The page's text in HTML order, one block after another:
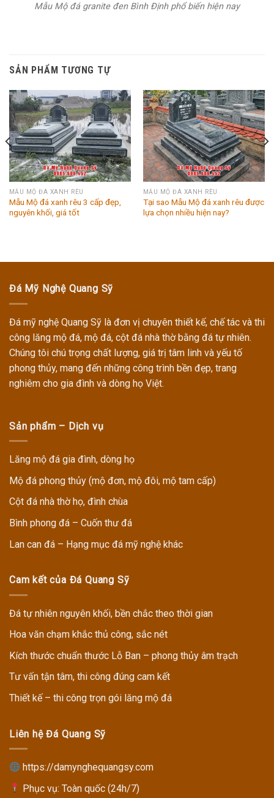
Mẫu Mộ đá granite đen Bình Định phổ biến hiện nay
SẢN PHẨM TƯƠNG TỰ
MẪU MỘ ĐÁ XANH RÊU
Mẫu Mộ đá xanh rêu 3 cấp đẹp,
nguyên khối, giá tốt
MẪU MỘ ĐÁ XANH RÊU
Tại sao Mẫu Mộ đá xanh rêu được
lựa chọn nhiều hiện nay?
Đá Mỹ Nghệ Quang Sỹ
Đá mỹ nghệ Quang Sỹ là đơn vị chuyên thiết kế, chế tác và thi
công lăng mộ đá, mộ đá, cột đá nhà thờbằng đá tự nhiên.
Chúng tôi chú trọng chất lượng, giá trị tâm linh và yếu tố
phong thủy, mang đến những công trình bền đẹp, trang
nghiêm cho gia đình và dòng họ Việt.
Sản phẩm – Dịch vụ
Lăng mộ đá gia đình, dòng họ
Mộ đá phong thủy (mộ đơn, mộ đôi, mộ tam cấp)
Cột đá nhà thờ họ, đình chùa
Bình phong đá – Cuốn thư đá
Lan can đá – Hạng mục đá mỹ nghệ khác
Cam kết của Đá Quang Sỹ
Đá tự nhiên nguyên khối, bền chắc theo thời gian
Hoa văn chạm khắc thủ công, sắc nét
Kích thước chuẩn thước Lỗ Ban – phong thủy âm trạch
Tư vấn tận tâm, thi công đúng cam kết
Thiết kế – thi công trọn gói lăng mộ đá
Liên hệ Đá Quang Sỹ
https://damynghequangsy.com
Phục vụ: Toàn quốc (24h/7)